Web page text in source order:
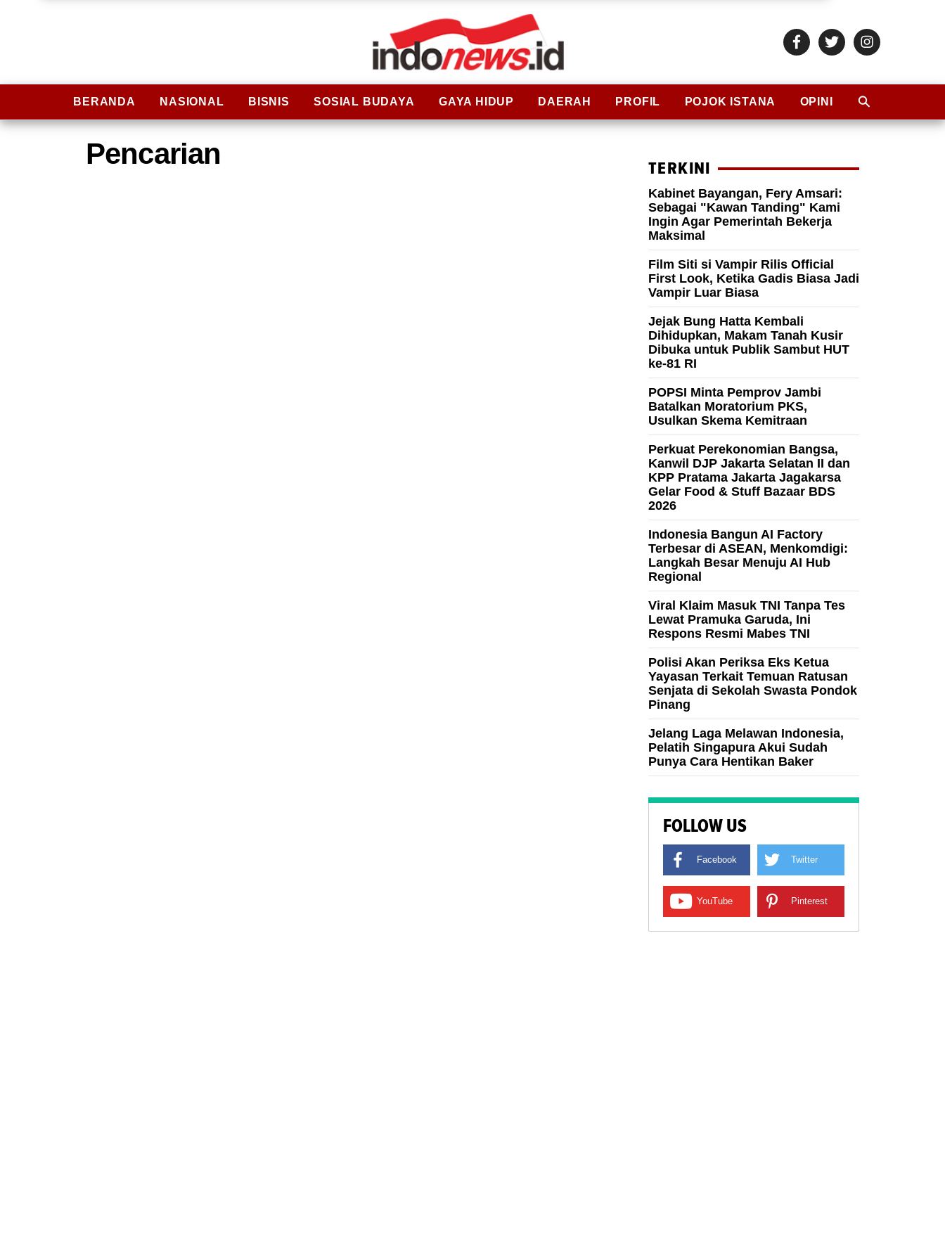
BERANDA NASIONAL BISNIS SOSIAL BUDAYA GAYA HIDUP DAERAH PROFIL POJOK ISTANA OPINI
Pencarian TERKINI
Kabinet Bayangan, Fery Amsari:
Sebagai "Kawan Tanding" Kami
Ingin Agar Pemerintah Bekerja
Maksimal
Film Siti si Vampir Rilis Official
First Look, Ketika Gadis Biasa Jadi
Vampir Luar Biasa
Jejak Bung Hatta Kembali
Dihidupkan, Makam Tanah Kusir
Dibuka untuk Publik Sambut HUT
ke-81 RI
POPSI Minta Pemprov Jambi
Batalkan Moratorium PKS,
Usulkan Skema Kemitraan
Perkuat Perekonomian Bangsa,
Kanwil DJP Jakarta Selatan II dan
KPP Pratama Jakarta Jagakarsa
Gelar Food & Stuff Bazaar BDS
2026
Indonesia Bangun AI Factory
Terbesar di ASEAN, Menkomdigi:
Langkah Besar Menuju AI Hub
Regional
Viral Klaim Masuk TNI Tanpa Tes
Lewat Pramuka Garuda, Ini
Respons Resmi Mabes TNI
Polisi Akan Periksa Eks Ketua
Yayasan Terkait Temuan Ratusan
Senjata di Sekolah Swasta Pondok
Pinang
Jelang Laga Melawan Indonesia,
Pelatih Singapura Akui Sudah
Punya Cara Hentikan Baker
FOLLOW US
Facebook Twitter
YouTube Pinterest